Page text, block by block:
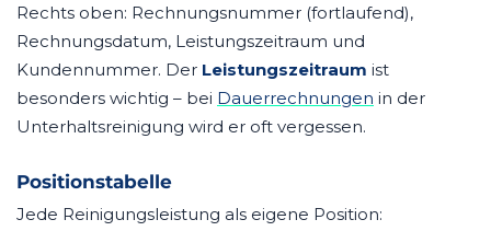
Rechts oben: Rechnungsnummer (fortlaufend),
Rechnungsdatum, Leistungszeitraum und
Kundennummer. Der Leistungszeitraum ist
besonders wichtig – bei Dauerrechnungen in der
Unterhaltsreinigung wird er oft vergessen.
Positionstabelle
Jede Reinigungsleistung als eigene Position: